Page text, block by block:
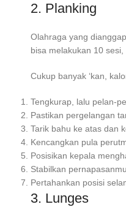
2. Planking
Olahraga yang
bisa melakukan 10
Cukup banyak ‘kan,
Tengkurap, lalu pelan-
Pastikan pergelangan
Tarik bahu ke atas dan
Kencangkan pula
Posisikan kepala
Stabilkan
Pertahankan posisi
3. Lunges